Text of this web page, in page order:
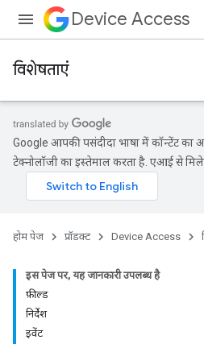
Device Access
विशेषताएं
Google आपकी पसंदीदा भाषा में कॉन्टेंट
टेक्नोलॉजी का इस्तेमाल करता है. एआई से
होम पेज प्रॉडक्ट Device Access
इस पेज पर, यह जानकारी उपलब्ध है
फ़ील्ड
निर्देश
इवेंट